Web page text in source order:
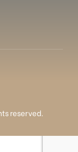
reserved.